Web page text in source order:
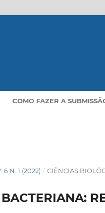
COMO FAZER A
6 N. 1 (2022) / CIÊNCIAS